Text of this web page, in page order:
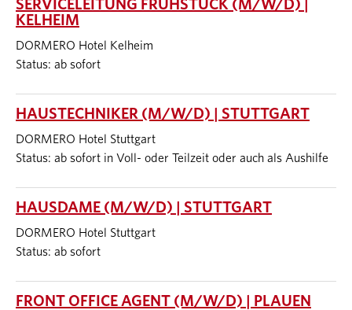
SERVICELEITUNG FRÜHSTÜCK (M/W/D) |
KELHEIM
DORMERO Hotel Kelheim
Status: ab sofort
HAUSTECHNIKER (M/W/D) | STUTTGART
DORMERO Hotel Stuttgart
Status: ab sofort in Voll- oder Teilzeit oder auch als Aushilfe
HAUSDAME (M/W/D) | STUTTGART
DORMERO Hotel Stuttgart
Status: ab sofort
FRONT OFFICE AGENT (M/W/D) | PLAUEN